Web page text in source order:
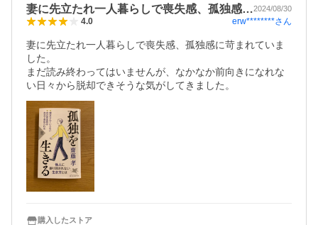
妻に先立たれ一人暮らしで喪失感、孤独感…2024/08/30
4.0 erw********さん
妻に先立たれ一人暮らしで喪失感、孤独感に苛まれていま
した。
まだ読み終わってはいませんが、なかなか前向きになれな
い日々から脱却できそうな気がしてきました。
購入したストア